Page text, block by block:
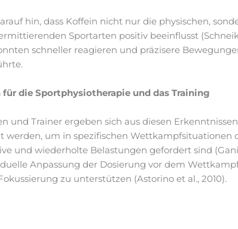
hin, dass Koffein nicht nur die physischen,
Sportarten positiv beeinflusst
schneller reagieren und präzisere
die Sportphysiotherapie und das Training
und Trainer ergeben sich aus diesen
werden, um in spezifischen Wettkampfsituationen
und wiederholte Belastungen gefordert sind
Anpassung der Dosierung vor dem
zu unterstützen (Astorino et al., 2010).